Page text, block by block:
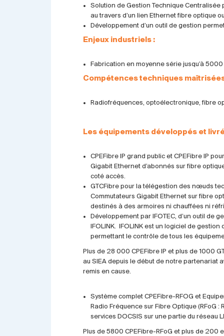
Solution de Gestion Technique
au travers d’un lien Ethernet fibre optique
Développement d’un outil de gestion
Enjeux industriels :
Fabrication en moyenne série jusqu’à
Compétences techniques
Radiofréquences, optoélectronique, fibre
Les équipements développés et
CPEFibre IP grand public et CPEFibre IP
Gigabit Ethernet d’abonnés sur fibre
coté accès.
GTCFibre pour la télégestion des nœuds
Commutateurs Gigabit Ethernet sur fibre
destinés à des armoires ni chauffées ni
Développement par IFOTEC, d’un outil de
IFOLINK. IFOLINK est un logiciel de
permettant le contrôle de tous les
Plus de 28 000 CPEFibre IP et plus de 1000
au SIEA depuis le début de notre partenariat
remis en cause.
Système complet CPEFibre-RFOG et
Radio Fréquence sur Fibre Optique (RFoG :
services DOCSIS sur une partie du réseau
Plus de 5800 CPEFibre-RFoG et plus de 200